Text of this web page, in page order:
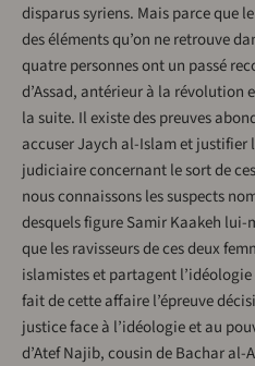
disparus syriens. Mais parce que
des éléments qu’on ne retrouve
quatre personnes ont un passé
d’Assad, antérieur à la révolution
la suite. Il existe des preuves
accuser Jaych al-Islam et justifier
judiciaire concernant le sort de
nous connaissons les suspects
desquels figure Samir Kaakeh
que les ravisseurs de ces deux
islamistes et partagent
fait de cette affaire l’épreuve
justice face à l’idéologie et au
d’Atef Najib, cousin de Bachar al-